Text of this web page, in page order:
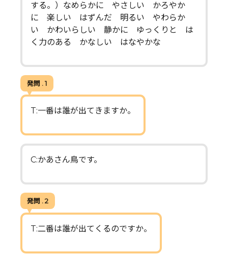
する。）なめらかに やさしい かろやか
に 楽しい はずんだ 明るい やわらか
い かわいらしい 静かに ゆっくりと は
く力のある かなしい はなやかな
発問 . 1
T:一番は誰が出てきますか。
C:かあさん鳥です。
発問 . 2
T:二番は誰が出てくるのですか。